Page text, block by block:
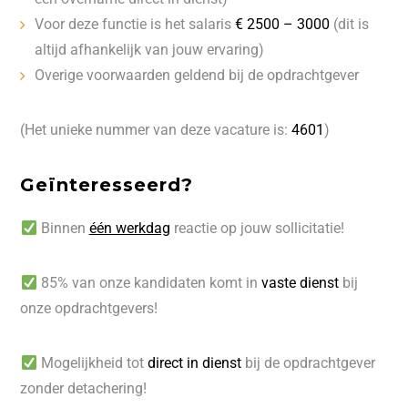
Voor deze functie is het salaris€ 2500 – 3000 (dit is
altijd afhankelijk van jouw ervaring)
Overige voorwaarden geldend bij de opdrachtgever
(Het unieke nummer van deze vacature is:4601)
Geïnteresseerd?
Binnen één werkdag reactie op jouw sollicitatie!
85% van onze kandidaten komt in vaste dienstbij
onze opdrachtgevers!
Mogelijkheid tot direct in dienst bij de opdrachtgever
zonder detachering!